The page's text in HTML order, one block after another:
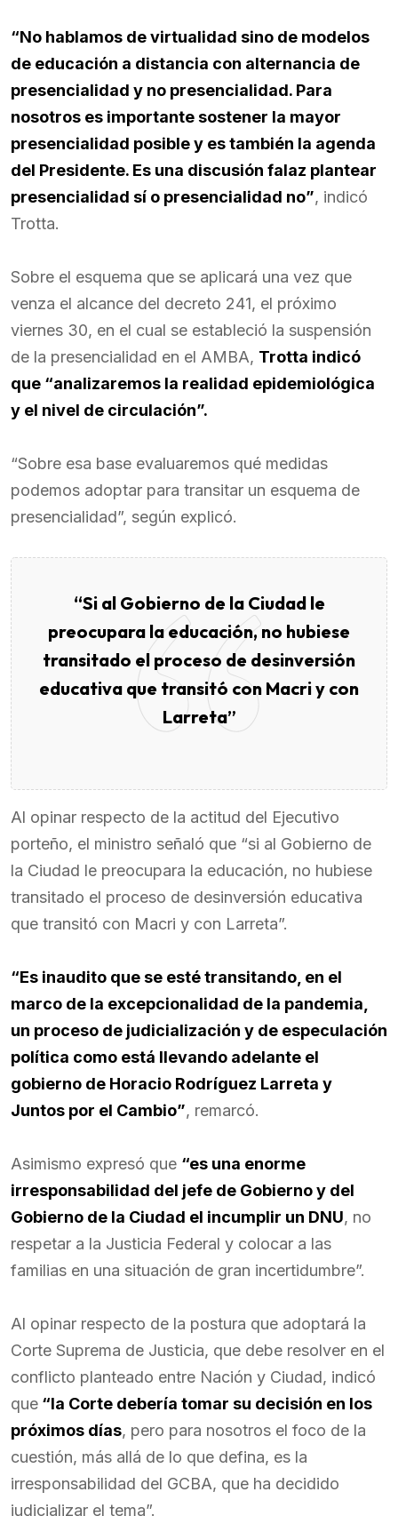
“No hablamos de virtualidad sino de modelos
de educación a distancia con alternancia de
presencialidad y no presencialidad. Para
nosotros es importante sostener la mayor
presencialidad posible y es también la agenda
del Presidente. Es una discusión falaz plantear
presencialidad sí o presencialidad no”, indicó
Trotta.
Sobre el esquema que se aplicará una vez que
venza el alcance del decreto 241, el próximo
viernes 30, en el cual se estableció la suspensión
de la presencialidad en el AMBA, Trotta indicó
que “analizaremos la realidad epidemiológica
y el nivel de circulación”.
“Sobre esa base evaluaremos qué medidas
podemos adoptar para transitar un esquema de
presencialidad”, según explicó.
“Si al Gobierno de la Ciudad le
preocupara la educación, no hubiese
transitado el proceso de desinversión
educativa que transitó con Macri y con
Larreta”
Al opinar respecto de la actitud del Ejecutivo
porteño, el ministro señaló que “si al Gobierno de
la Ciudad le preocupara la educación, no hubiese
transitado el proceso de desinversión educativa
que transitó con Macri y con Larreta”.
“Es inaudito que se esté transitando, en el
marco de la excepcionalidad de la pandemia,
un proceso de judicialización y de especulación
política como está llevando adelante el
gobierno de Horacio Rodríguez Larreta y
Juntos por el Cambio”, remarcó.
Asimismo expresó que “es una enorme
irresponsabilidad del jefe de Gobierno y del
Gobierno de la Ciudad el incumplir un DNU, no
respetar a la Justicia Federal y colocar a las
familias en una situación de gran incertidumbre”.
Al opinar respecto de la postura que adoptará la
Corte Suprema de Justicia, que debe resolver en el
conflicto planteado entre Nación y Ciudad, indicó
que “la Corte debería tomar su decisión en los
próximos días, pero para nosotros el foco de la
cuestión, más allá de lo que defina, es la
irresponsabilidad del GCBA, que ha decidido
judicializar el tema”.